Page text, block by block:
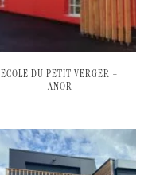
ECOLE DU PETIT VERGER –
ANOR